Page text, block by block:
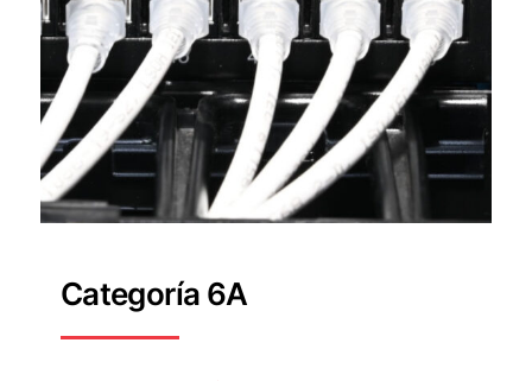
Categoría 6A